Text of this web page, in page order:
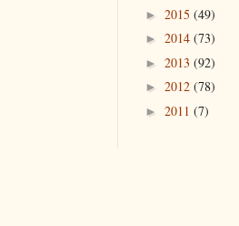
► 2015 (49)
► 2014 (73)
► 2013 (92)
► 2012 (78)
► 2011 (7)